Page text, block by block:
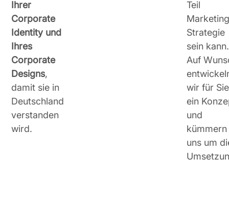
Ihrer
Corporate
Identity und
Ihres
Corporate
Designs,
damit sie in
Deutschland
verstanden
wird.
Teil
Strategie
sein kann.
Auf
wir für Sie
ein
und
kümmern
uns um